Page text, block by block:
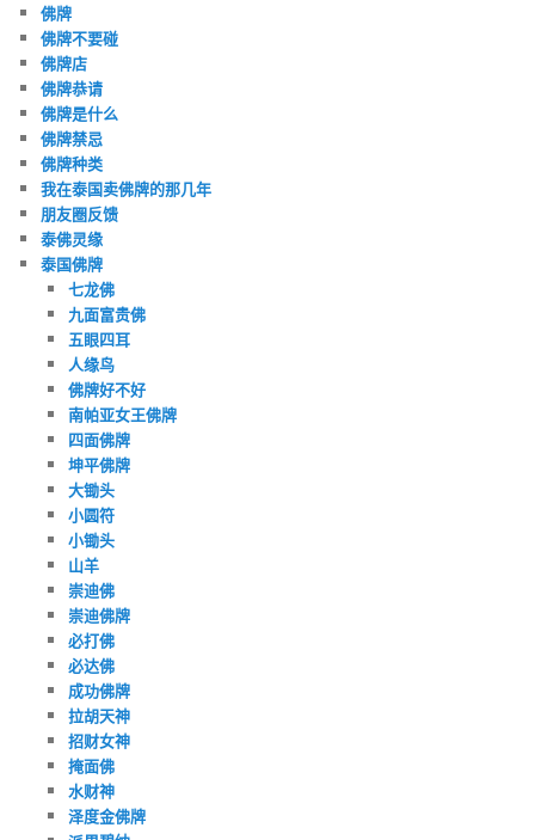
佛牌
佛牌不要碰
佛牌店
佛牌恭请
佛牌是什么
佛牌禁忌
佛牌种类
我在泰国卖佛牌的那几年
朋友圈反馈
泰佛灵缘
泰国佛牌
七龙佛
九面富贵佛
五眼四耳
人缘鸟
佛牌好不好
南帕亚女王佛牌
四面佛牌
坤平佛牌
大锄头
小圆符
小锄头
山羊
崇迪佛
崇迪佛牌
必打佛
必达佛
成功佛牌
拉胡天神
招财女神
掩面佛
水财神
泽度金佛牌